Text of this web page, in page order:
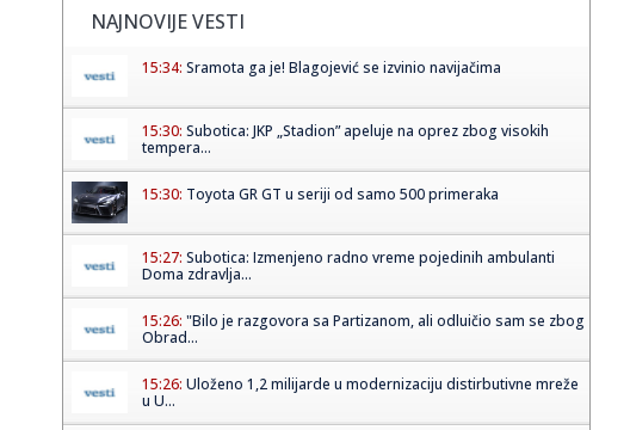
NAJNOVIJE VESTI
15:34: Sramota ga je! Blagojević se izvinio navijačima
15:30: Subotica: JKP „Stadion” apeluje na oprez zbog visokih
tempera...
15:30: Toyota GR GT u seriji od samo 500 primeraka
15:27: Subotica: Izmenjeno radno vreme pojedinih ambulanti
Doma zdravlja...
15:26: "Bilo je razgovora sa Partizanom, ali odluičio sam se zbog
Obrad...
15:26: Uloženo 1,2 milijarde u modernizaciju distirbutivne mreže
u U...